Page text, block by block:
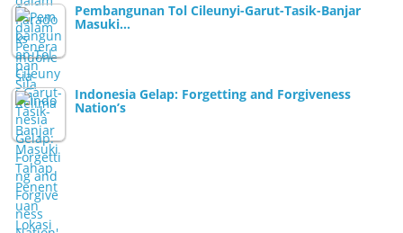
Pembangunan Tol Cileunyi-Garut-Tasik-Banjar
Masuki…
Indonesia Gelap: Forgetting and Forgiveness
Nation’s